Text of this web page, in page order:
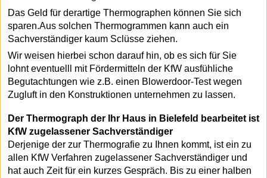
Das Geld für derartige Thermographen können Sie sich
sparen.Aus solchen Thermogrammen kann auch ein
Sachverständiger kaum Sclüsse ziehen.
Wir weisen hierbei schon darauf hin, ob es sich für Sie
lohnt eventuelll mit Fördermitteln der KfW ausfühliche
Begutachtungen wie z.B. einen Blowerdoor-Test wegen
Zugluft in den Konstruktionen unternehmen zu lassen.
Der Thermograph der Ihr Haus in Bielefeld bearbeitet ist
KfW zugelassener Sachverständiger
Derjenige der zur Thermografie zu Ihnen kommt, ist ein zu
allen KfW Verfahren zugelassener Sachverständiger und
hat auch Zeit für ein kurzes Gespräch. Bis zu einer halben